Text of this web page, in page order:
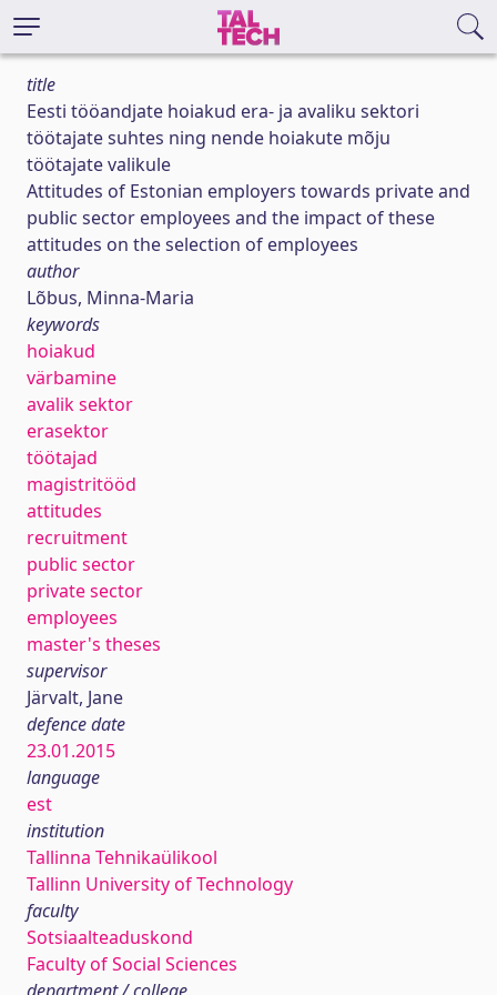
title
Eesti tööandjate hoiakud era- ja avaliku sektori
töötajate suhtes ning nende hoiakute mõju
töötajate valikule
Attitudes of Estonian employers towards private and
public sector employees and the impact of these
attitudes on the selection of employees
author
Lõbus, Minna-Maria
keywords
hoiakud
värbamine
avalik sektor
erasektor
töötajad
magistritööd
attitudes
recruitment
public sector
private sector
employees
master's theses
supervisor
Järvalt, Jane
defence date
23.01.2015
language
est
institution
Tallinna Tehnikaülikool
Tallinn University of Technology
faculty
Sotsiaalteaduskond
Faculty of Social Sciences